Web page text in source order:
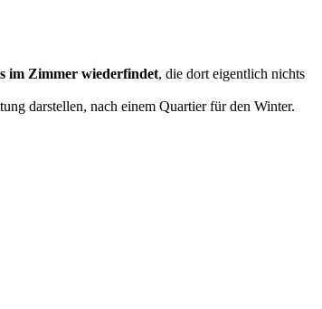
im Zimmer wiederfindet, die dort eigentlich nichts
darstellen, nach einem Quartier für den Winter.